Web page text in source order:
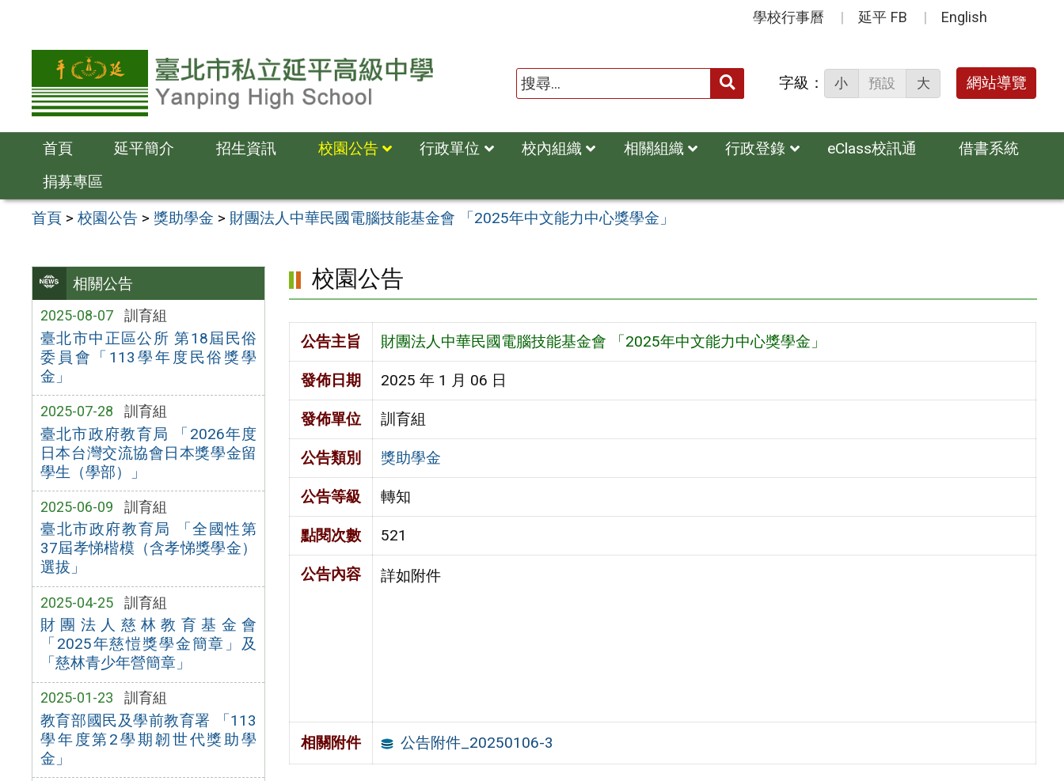
容
學校行事曆 延平 FB English
送出 字級： 小 預設 大 網站導覽
首頁 延平簡介 招生資訊 校園公告 行政單位 校內組織 相關組織 行政登錄 eClass校訊通
借書系統
捐募專區
首頁 >校園公告 > 獎助學金 > 財團法人中華民國電腦技能基金會 「2025年中文能力中心獎學金」
相關公告
2025-08-07 訓育組
臺北市中正區公所 第18屆民俗
委員會「113學年度民俗獎學
金」
2025-07-28 訓育組
臺北市政府教育局 「2026年度
日本台灣交流協會日本獎學金留
學生（學部）」
2025-06-09 訓育組
臺北市政府教育局 「全國性第
37屆孝悌楷模（含孝悌獎學金）
選拔」
2025-04-25 訓育組
財團法人慈林教育基金會
「2025年慈愷獎學金簡章」及
「慈林青少年營簡章」
2025-01-23 訓育組
教育部國民及學前教育署 「113
學年度第2學期韌世代獎助學
金」
校園公告
公告主旨 財團法人中華民國電腦技能基金會 「2025年中文能力中心獎學金」
發佈日期 2025 年 1 月 06 日
發佈單位 訓育組
公告類別 獎助學金
公告等級 轉知
點閱次數 521
公告內容 詳如附件
相關附件 公告附件_20250106-3